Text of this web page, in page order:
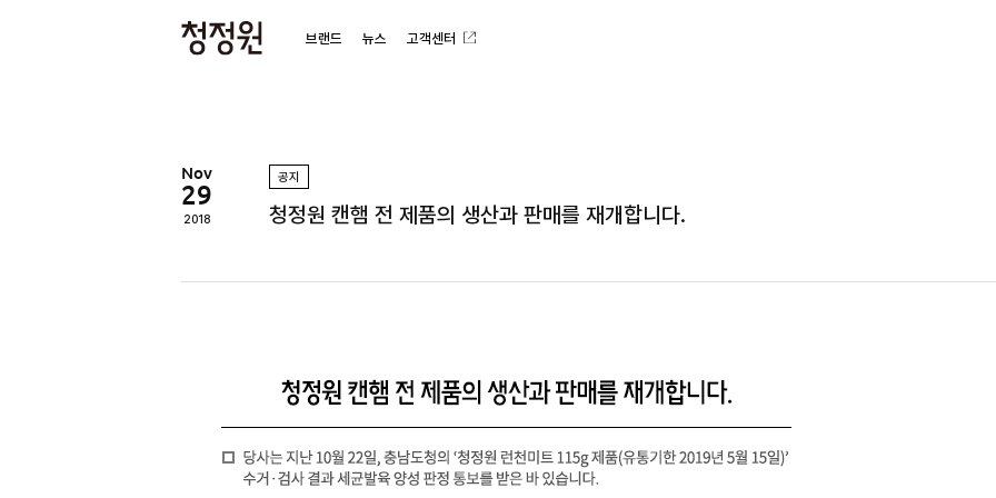
브랜드 뉴스 고객센터
Nov
29
2018
공지
청정원 캔햄 전 제품의 생산과 판매를 재개합니다.